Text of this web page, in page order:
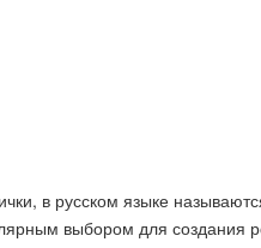
в русском языке
выбором для создания